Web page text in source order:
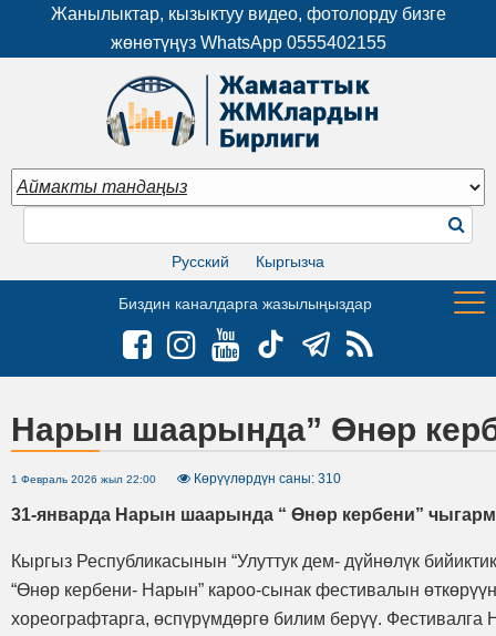
Жанылыктар, кызыктуу видео, фотолорду бизге
жөнөтүңүз WhatsApp 0555402155
Русский Кыргызча
Биздин каналдарга жазылыңыздар
Нарын шаарында” Өнөр
1 Февраль 2026 жыл 22:00 Көрүүлөрдүн саны: 310
31-январда Нарын шаарында “ Өнөр кербени”
Кыргыз Республикасынын “Улуттук дем- дүйнөлүк
“Өнөр кербени- Нарын” кароо-сынак фестивалын
хореографтарга, өспүрүмдөргө билим берүү.